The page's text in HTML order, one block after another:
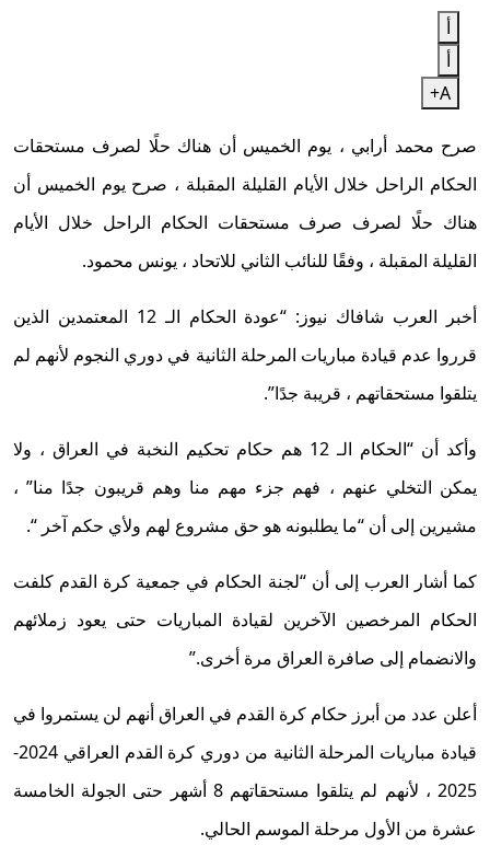
أ
أ
A+
صرح محمد أرابي ، يوم الخميس أن هناك حلًا لصرف مستحقات
الحكام الراحل خلال الأيام القليلة المقبلة ، صرح يوم الخميس أن
هناك حلًا لصرف صرف مستحقات الحكام الراحل خلال الأيام
القليلة المقبلة ، وفقًا للنائب الثاني للاتحاد ، يونس محمود.
أخبر العرب شافاك نيوز: “عودة الحكام الـ 12 المعتمدين الذين
قرروا عدم قيادة مباريات المرحلة الثانية في دوري النجوم لأنهم لم
يتلقوا مستحقاتهم ، قريبة جدًا”.
وأكد أن “الحكام الـ 12 هم حكام تحكيم النخبة في العراق ، ولا
يمكن التخلي عنهم ، فهم جزء مهم منا وهم قريبون جدًا منا” ،
مشيرين إلى أن “ما يطلبونه هو حق مشروع لهم ولأي حكم آخر “.
كما أشار العرب إلى أن “لجنة الحكام في جمعية كرة القدم كلفت
الحكام المرخصين الآخرين لقيادة المباريات حتى يعود زملائهم
والانضمام إلى صافرة العراق مرة أخرى.”
أعلن عدد من أبرز حكام كرة القدم في العراق أنهم لن يستمروا في
قيادة مباريات المرحلة الثانية من دوري كرة القدم العراقي 2024-
2025 ، لأنهم لم يتلقوا مستحقاتهم 8 أشهر حتى الجولة الخامسة
عشرة من الأول مرحلة الموسم الحالي.